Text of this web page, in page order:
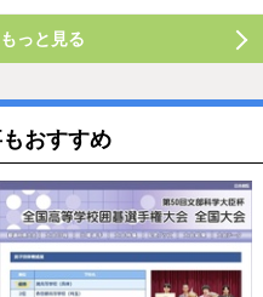
っと見る
おすすめ